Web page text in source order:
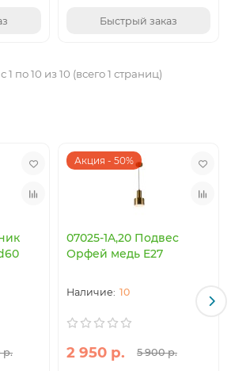
Быстрый заказ
1 по 10 из 10 (всего 1 страниц)
р.
Акция - 50%
07025-1A,20 Подвес
Орфей медь E27
10
2 950 р. 5 900 р.